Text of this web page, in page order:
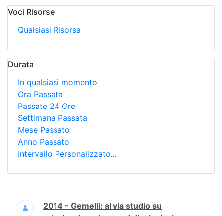
Voci Risorse
Qualsiasi Risorsa
Durata
In qualsiasi momento
Ora Passata
Passate 24 Ore
Settimana Passata
Mese Passato
Anno Passato
Intervallo Personalizzato…
Ricerca
2014 - Gemelli: al via studio su